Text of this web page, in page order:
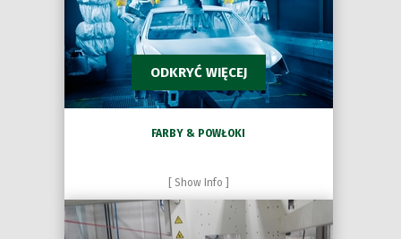
ODKRYĆ WIĘCEJ
FARBY & POWŁOKI
[ Show Info ]